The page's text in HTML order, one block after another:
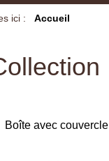
ici : Accueil
Boîte avec couvercle